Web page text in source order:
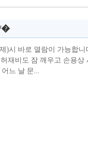
�
)시 바로 열람이 가능합
재비도 잠 깨우고 손용
느 날 문...